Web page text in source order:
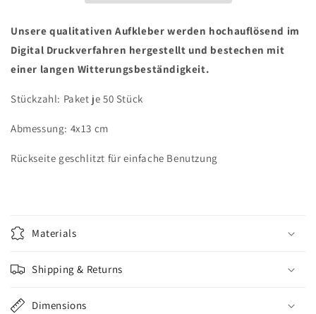
Unsere qualitativen Aufkleber werden hochauflösend im
Digital Druckverfahren hergestellt und bestechen mit
einer langen Witterungsbeständigkeit.
Stückzahl: Paket je 50 Stück
Abmessung: 4x13 cm
Rückseite geschlitzt für einfache Benutzung
Materials
Shipping & Returns
Dimensions